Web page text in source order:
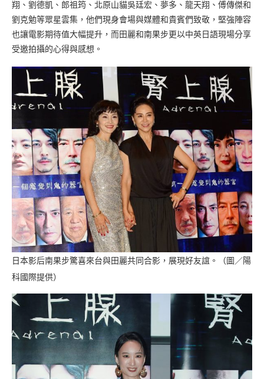
翔、劉德凱、郎祖筠、北原山貓吳廷宏、夢多、龍天翔、傅傳傑和
劉克勉等眾星雲集，他們現身會場與媒體和貴賓們致敬，堅強陣容
也讓電影期待值大幅提升，而田麗和南果步更以中英日語現場分享
受邀拍攝的心得與感想。
日本影后南果步驚喜來台與田麗共同合影，展現好友誼。（圖／陽
科國際提供）